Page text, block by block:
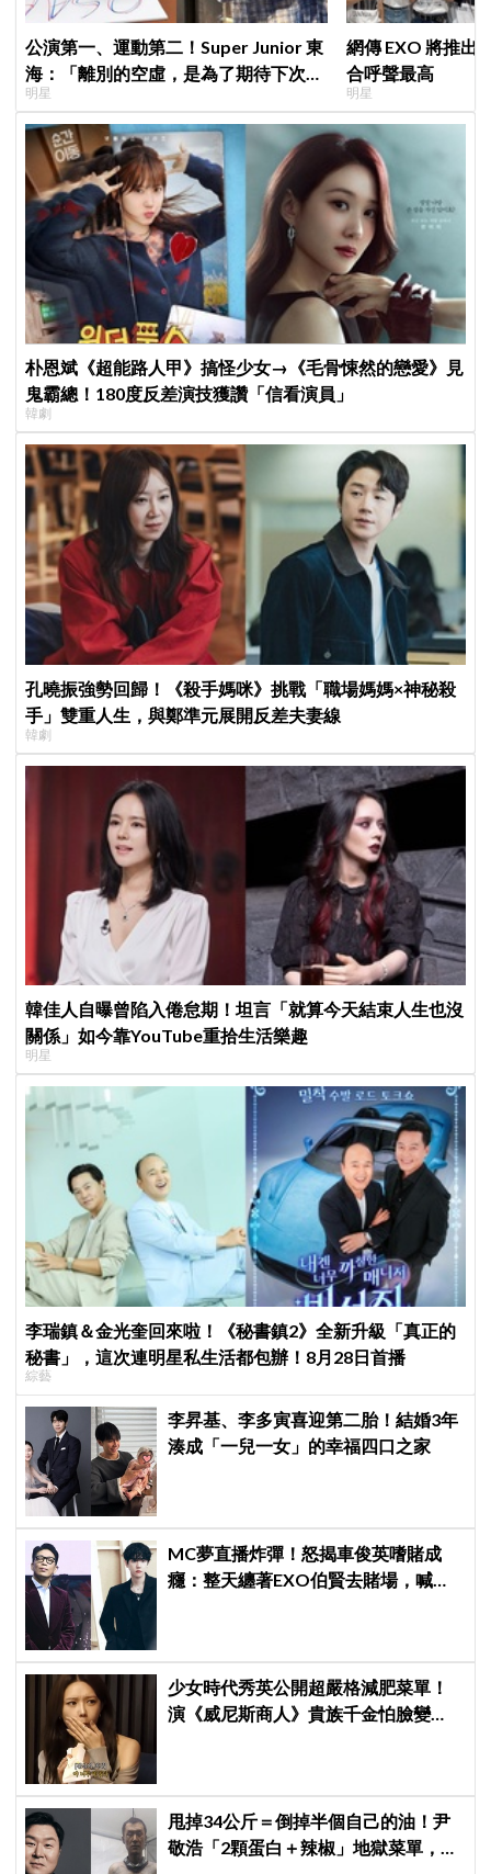
公演第一、運動第二！Super Junior 東
海：「離別的空虛，是為了期待下次再
見」
明星
網傳 EXO 將推出
合呼聲最高
明星
朴恩斌《超能路人甲》搞怪少女→《毛骨悚然的戀愛》見
鬼霸總！180度反差演技獲讚「信看演員」
韓劇
孔曉振強勢回歸！《殺手媽咪》挑戰「職場媽媽×神秘殺
手」雙重人生，與鄭準元展開反差夫妻線
韓劇
韓佳人自曝曾陷入倦怠期！坦言「就算今天結束人生也沒
關係」如今靠YouTube重拾生活樂趣
明星
李瑞鎮＆金光奎回來啦！《秘書鎮2》全新升級「真正的
秘書」，這次連明星私生活都包辦！8月28日首播
綜藝
李昇基、李多寅喜迎第二胎！結婚3年
湊成「一兒一女」的幸福四口之家
MC夢直播炸彈！怒揭車俊英嗜賭成
癮：整天纏著EXO伯賢去賭場，喊話
少女時代秀英公開超嚴格減肥菜單！
演《威尼斯商人》貴族千金怕臉變
甩掉34公斤＝倒掉半個自己的油！尹
敬浩「2顆蛋白＋辣椒」地獄菜單，你